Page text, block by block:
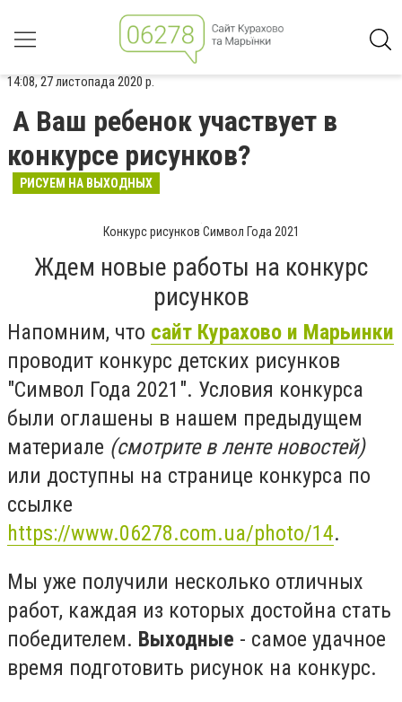
14:08, 27 листопада 2020 р.
А Ваш ребенок участвует в
конкурсе рисунков?
РИСУЕМ НА ВЫХОДНЫХ
Конкурс рисунков Символ Года 2021
Ждем новые работы на конкурс
рисунков
Напомним, что сайт Курахово и Марьинки
проводит конкурс детских рисунков
"Символ Года 2021". Условия конкурса
были оглашены в нашем предыдущем
материале (смотрите в ленте новостей)
или доступны на странице конкурса по
ссылке
https://www.06278.com.ua/photo/14.
Мы уже получили несколько отличных
работ, каждая из которых достойна стать
победителем. Выходные - самое удачное
время подготовить рисунок на конкурс.